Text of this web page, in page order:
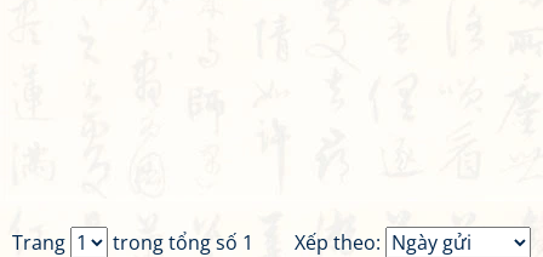
Xếp theo:
Trang
trong tổng số 1